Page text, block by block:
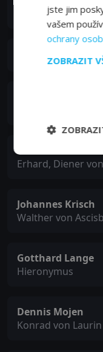
Sigimund von
Erhard Hartmann
Erhard, Diener
Johannes Krisch
Walther von
Gotthard Lange
Hieronymus
Dennis Mojen
Konrad von
jste jim
vašem
ochrany
ZOBRAZIT